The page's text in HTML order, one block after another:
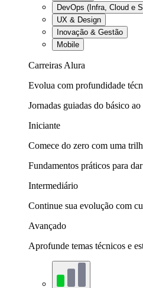
DevOps (Infra, Cloud e
UX & Design
Inovação & Gestão
Mobile
Carreiras Alura
Evolua com profundidade
Jornadas guiadas do básico
Iniciante
Comece do zero com uma
Fundamentos práticos para
Intermediário
Continue sua evolução com
Avançado
Aprofunde temas técnicos e